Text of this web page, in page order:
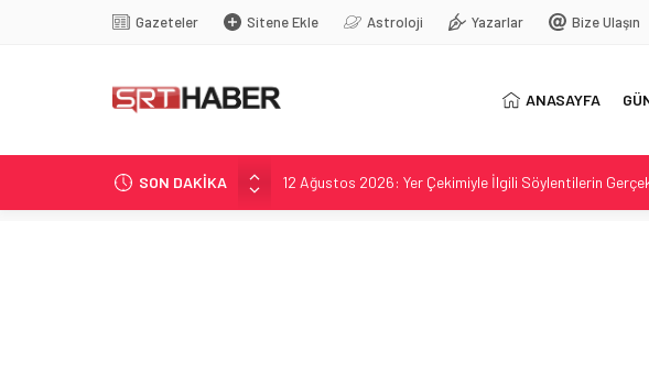
Gazeteler Sitene Ekle Astroloji Yazarlar Bize Ulaşın
ANASAYFA
SON DAKİKA
12 Ağustos 2026: Yer Çekimiyle İlgili Söylentilerin
Trabzonspor Romelu Lukaku için transfer girişiminde